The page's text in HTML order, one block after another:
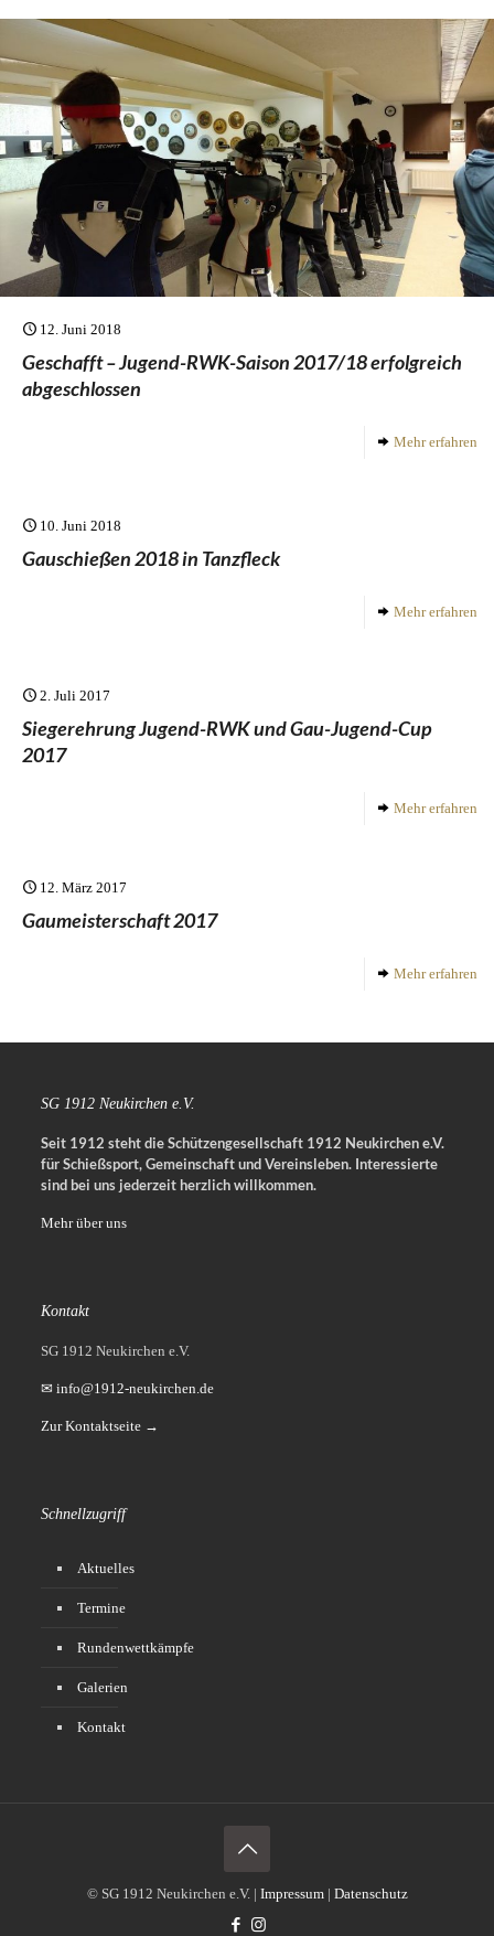
12. Juni 2018
Geschafft – Jugend-RWK-Saison 2017/18 erfolgreich
abgeschlossen
Mehr erfahren
10. Juni 2018
Gauschießen 2018 in Tanzfleck
Mehr erfahren
2. Juli 2017
Siegerehrung Jugend-RWK und Gau-Jugend-Cup
2017
Mehr erfahren
12. März 2017
Gaumeisterschaft 2017
Mehr erfahren
SG 1912 Neukirchen e.V.
Seit 1912 steht die Schützengesellschaft 1912 Neukirchen e.V.
für Schießsport, Gemeinschaft und Vereinsleben. Interessierte
sind bei uns jederzeit herzlich willkommen.
Mehr über uns
Kontakt
SG 1912 Neukirchen e.V.
✉ info@1912-neukirchen.de
Zur Kontaktseite →
Schnellzugriff
Aktuelles
Termine
Rundenwettkämpfe
Galerien
Kontakt
© SG 1912 Neukirchen e.V. | Impressum| Datenschutz